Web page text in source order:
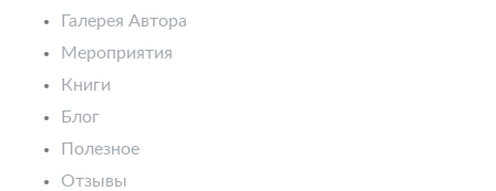
Галерея Автора
Мероприятия
Книги
Блог
Полезное
Отзывы